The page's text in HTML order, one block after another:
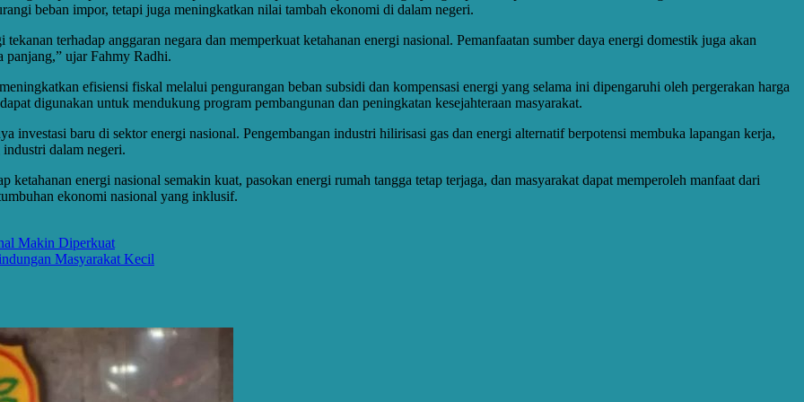
beban impor, tetapi juga meningkatkan nilai tambah ekonomi di dalam negeri.
terhadap anggaran negara dan memperkuat ketahanan energi nasional. Pemanfaatan sumber daya energi domestik juga akan
panjang,” ujar Fahmy Radhi.
efisiensi fiskal melalui pengurangan beban subsidi dan kompensasi energi yang selama ini dipengaruhi oleh pergerakan harga
digunakan untuk mendukung program pembangunan dan peningkatan kesejahteraan masyarakat.
baru di sektor energi nasional. Pengembangan industri hilirisasi gas dan energi alternatif berpotensi membuka lapangan kerja,
dalam negeri.
energi nasional semakin kuat, pasokan energi rumah tangga tetap terjaga, dan masyarakat dapat memperoleh manfaat dari
ekonomi nasional yang inklusif.
Makin Diperkuat
Masyarakat Kecil